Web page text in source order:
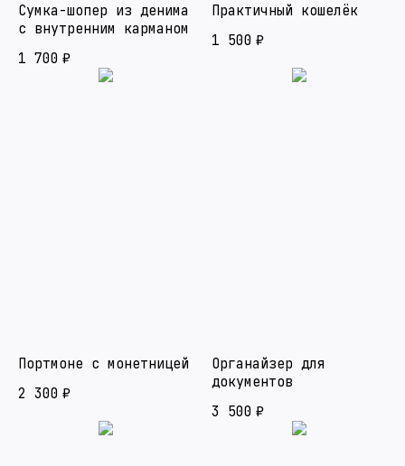
Сумка-шопер из денима
с внутренним карманом
1 700 ₽
Практичный кошелёк
1 500 ₽
Портмоне с монетницей
2 300 ₽
Органайзер для
документов
3 500 ₽